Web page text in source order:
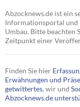
Abzocknews.de ist ein
Informationsportal und
Umbau. Bitte beachten
Zeitpunkt einer
Finden Sie hier
Erwähnungen und
getwittertes, wir und
Abzocknews.de